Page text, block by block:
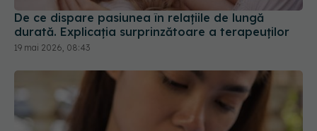
De ce dispare pasiunea în relațiile de lungă
durată. Explicația surprinzătoare a terapeuților
19 mai 2026, 08:43